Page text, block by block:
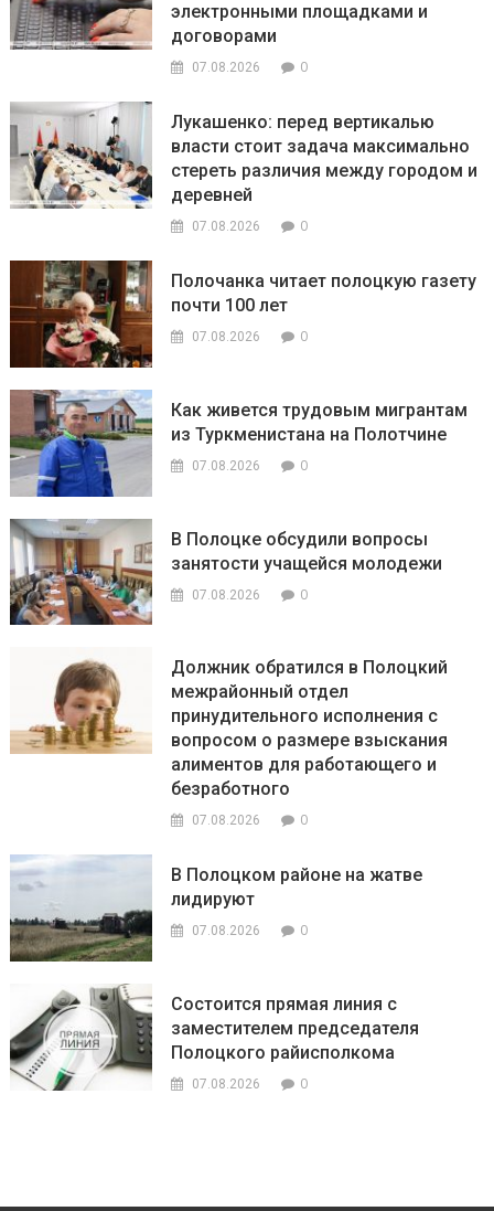
электронными площадками и
договорами
07.08.2026 0
Лукашенко: перед вертикалью
власти стоит задача максимально
стереть различия между городом и
деревней
07.08.2026 0
Полочанка читает полоцкую газету
почти 100 лет
07.08.2026 0
Как живется трудовым мигрантам
из Туркменистана на Полотчине
07.08.2026 0
В Полоцке обсудили вопросы
занятости учащейся молодежи
07.08.2026 0
Должник обратился в Полоцкий
межрайонный отдел
принудительного исполнения с
вопросом о размере взыскания
алиментов для работающего и
безработного
07.08.2026 0
В Полоцком районе на жатве
лидируют
07.08.2026 0
Состоится прямая линия с
заместителем председателя
Полоцкого райисполкома
07.08.2026 0